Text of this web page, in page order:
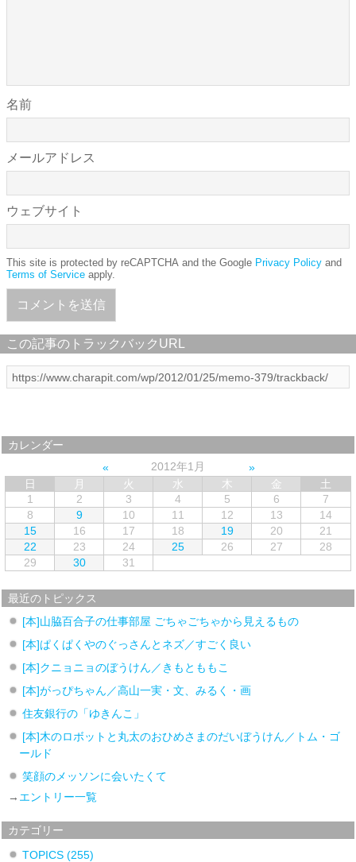
名前
メールアドレス
ウェブサイト
This site is protected by reCAPTCHA and the Google Privacy Policy and
Terms of Service apply.
この記事のトラックバックURL
カレンダー
2012年1月
日
月 火 水 木 金
土
1
2 3 4 5 6
7
8
9 10 11 12 13
14
15
16 17 18 19 20
21
22
23 24 25 26 27
28
29
30 31
最近のトピックス
[本]山脇百合子の仕事部屋 ごちゃごちゃから見えるもの
[本]ぱくぱくやのぐっさんとネズ／すごく良い
[本]クニョニョのぼうけん／きもとももこ
[本]がっぴちゃん／高山一実・文、みるく・画
住友銀行の「ゆきんこ」
[本]木のロボットと丸太のおひめさまのだいぼうけん／トム・ゴ
ールド
笑顔のメッソンに会いたくて
→ エントリー一覧
カテゴリー
TOPICS (255)